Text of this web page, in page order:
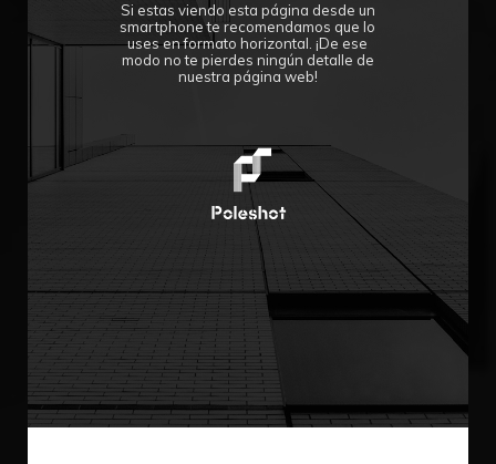
Si estas viendo esta página desde un
smartphone te recomendamos que lo
uses en formato horizontal. ¡De ese
modo no te pierdes ningún detalle de
nuestra página web!